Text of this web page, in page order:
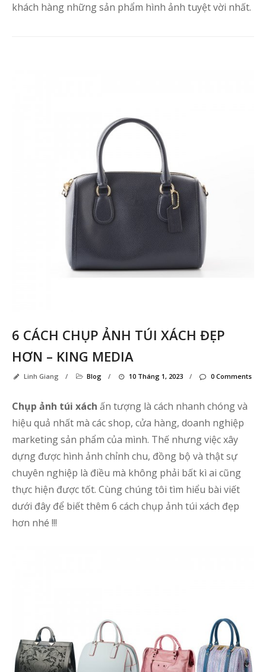
khách hàng những sản phẩm hình ảnh tuyệt vời nhất.
6 CÁCH CHỤP ẢNH TÚI XÁCH ĐẸP
HƠN – KING MEDIA
Linh Giang / Blog / 10 Tháng 1, 2023 / 0 Comments
Chụp ảnh túi xách ấn tượng là cách nhanh chóng và
hiệu quả nhất mà các shop, cửa hàng, doanh nghiệp
marketing sản phẩm của mình. Thế nhưng việc xây
dựng được hình ảnh chỉnh chu, đồng bộ và thật sự
chuyên nghiệp là điều mà không phải bất kì ai cũng
thực hiện được tốt. Cùng chúng tôi tìm hiểu bài viết
dưới đây để biết thêm 6 cách chụp ảnh túi xách đẹp
hơn nhé !!!